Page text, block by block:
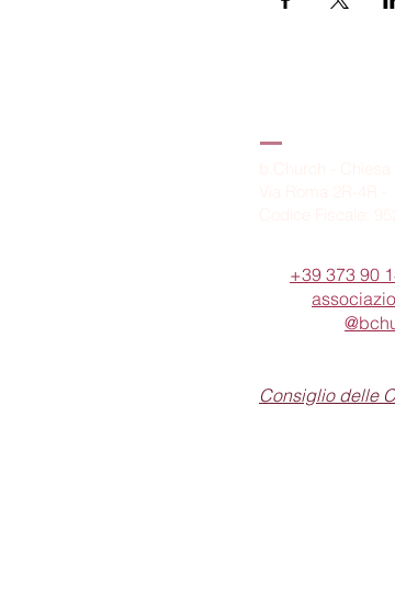
+39 373 90
Consiglio delle